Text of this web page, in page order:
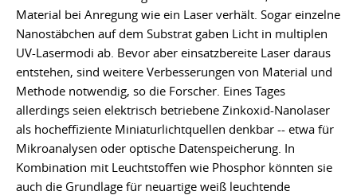
Material bei Anregung wie ein Laser verhält. Sogar einzelne
Nanostäbchen auf dem Substrat gaben Licht in multiplen
UV-Lasermodi ab. Bevor aber einsatzbereite Laser daraus
entstehen, sind weitere Verbesserungen von Material und
Methode notwendig, so die Forscher. Eines Tages
allerdings seien elektrisch betriebene Zinkoxid-Nanolaser
als hocheffiziente Miniaturlichtquellen denkbar -- etwa für
Mikroanalysen oder optische Datenspeicherung. In
Kombination mit Leuchtstoffen wie Phosphor könnten sie
auch die Grundlage für neuartige weiß leuchtende